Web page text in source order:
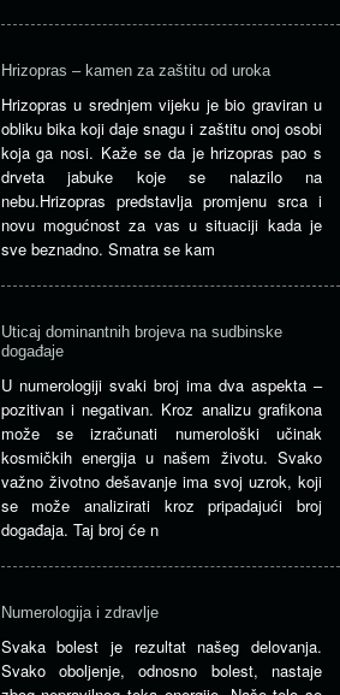
Hrizopras – kamen za zaštitu od uroka
Hrizopras u srednjem vijeku je bio graviran u
obliku bika koji daje snagu i zaštitu onoj osobi
koja ga nosi. Kaže se da je hrizopras pao s
drveta jabuke koje se nalazilo na
nebu.Hrizopras predstavlja promjenu srca i
novu mogućnost za vas u situaciji kada je
sve beznadno. Smatra se kam
Uticaj dominantnih brojeva na sudbinske
događaje
U numerologiji svaki broj ima dva aspekta –
pozitivan i negativan. Kroz analizu grafikona
može se izračunati numerološki učinak
kosmičkih energija u našem životu. Svako
važno životno dešavanje ima svoj uzrok, koji
se može analizirati kroz pripadajući broj
događaja. Taj broj će n
Numerologija i zdravlje
Svaka bolest je rezultat našeg delovanja.
Svako oboljenje, odnosno bolest, nastaje